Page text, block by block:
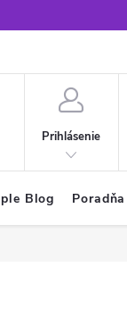
Prihlásenie
Blog Poradňa